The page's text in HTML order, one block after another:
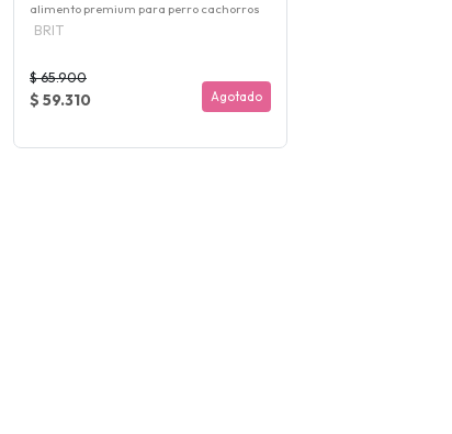
alimento premium para perro cachorros
BRIT
$ 65.900
$ 59.310 Agotado